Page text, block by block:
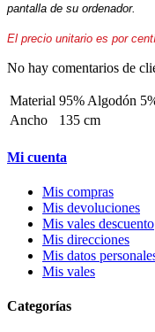
pantalla de su ordenador.
El precio unitario es por
No hay comentarios de
Material 95% Algodón
Ancho
135 cm
Mi cuenta
Mis compras
Mis devoluciones
Mis vales descuento
Mis direcciones
Mis datos
Mis vales
Categorías